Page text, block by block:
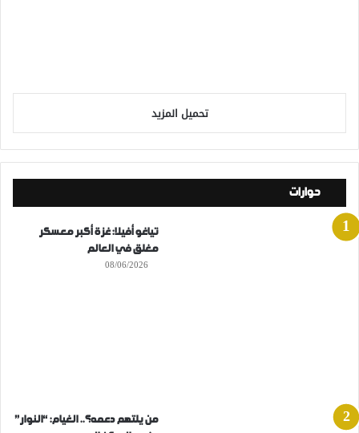
تحميل المزيد
حوارات
تياغو أفيلا: غزة أكبر معسكر
مغلق في العالم
08/06/2026
من يلتهم دعمه؟.. الغيام: “النوار”